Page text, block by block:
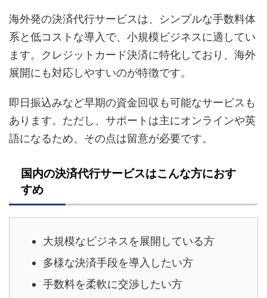
海外発の決済代行サービスは、シンプルな手数料体
系と低コストな導入で、小規模ビジネスに適してい
ます。クレジットカード決済に特化しており、海外
展開にも対応しやすいのが特徴です。
即日振込みなど早期の資金回収も可能なサービスも
あります。ただし、サポートは主にオンラインや英
語になるため、その点は留意が必要です。
国内の決済代行サービスはこんな方におす
すめ
大規模なビジネスを展開している方
多様な決済手段を導入したい方
手数料を柔軟に交渉したい方